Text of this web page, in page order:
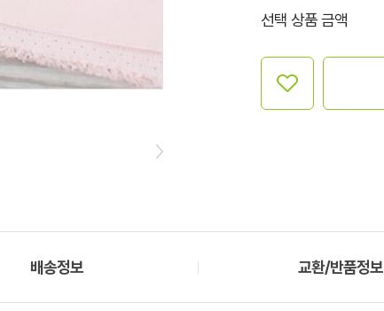
선택 상품 금액
배송정보 교환/반품정보